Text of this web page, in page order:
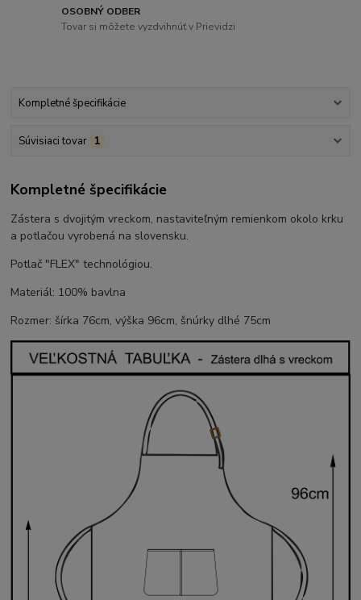
OSOBNÝ ODBER
Tovar si môžete vyzdvihnúť v Prievidzi
Kompletné špecifikácie
Súvisiaci tovar 1
Kompletné špecifikácie
Zástera s dvojitým vreckom, nastaviteľným remienkom okolo krku
a potlačou vyrobená na slovensku.
Potlač "FLEX" technológiou.
Materiál: 100% bavlna
Rozmer: šírka 76cm, výška 96cm, šnúrky dlhé 75cm